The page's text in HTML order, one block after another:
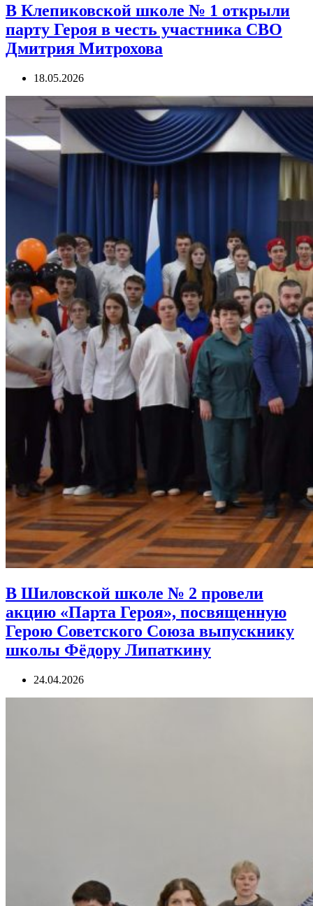
В Клепиковской школе № 1 открыли
парту Героя в честь участника СВО
Дмитрия Митрохова
18.05.2026
В Шиловской школе № 2 провели
акцию «Парта Героя», посвященную
Герою Советского Союза выпускнику
школы Фёдору Липаткину
24.04.2026